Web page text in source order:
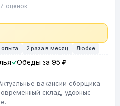
оценок
опыта 2 раза в месяц Любое
Обеды за 95 ₽
вакансии сборщика
склад, удобные